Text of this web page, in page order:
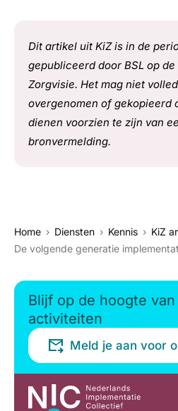
Dit artikel uit KiZ is in de
gepubliceerd door BSL op
Zorgvisie. Het mag niet
overgenomen of gekopieerd
dienen voorzien te zijn van
bronvermelding.
Home Diensten Kennis
KiZ
De volgende generatie
Blijf op de hoogte
activiteiten
Meld je aan voor